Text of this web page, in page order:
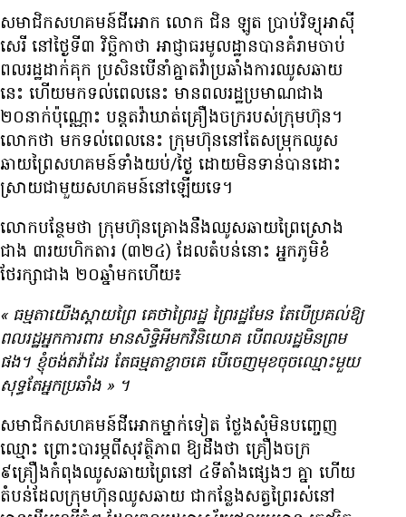
សមាជិក​សហគមន៍​ជីអោក លោក ជិន ឡូត ប្រាប់​វិទ្យុ​អាស៊ី​
សេរី នៅ​ថ្ងៃ​ទី៣ វិច្ឆិកា​ថា អាជ្ញាធរ​មូលដ្ឋាន​បាន​គំរាម​ចាប់​
ពលរដ្ឋ​ដាក់គុក ប្រសិន​បើ​នាំ​គ្នា​តវ៉ា​ប្រឆាំង​ការ​ឈូស​ឆាយ​
នេះ ហើយ​មក​ទល់​ពេល​នេះ មាន​ពលរដ្ឋ​ប្រមាណ​ជាង
២០នាក់​ប៉ុណ្ណោះ បន្ត​តវ៉ា​ឃាត់​គ្រឿង​ចក្រ​របស់​ក្រុមហ៊ុន។
លោក​ថា មក​ទល់​ពេល​នេះ ក្រុមហ៊ុន​នៅ​តែ​សម្រុក​ឈូស​
ឆាយ​ព្រៃ​សហគមន៍​ទាំង​យប់/ថ្ងៃ​ ដោយ​មិន​ទាន់​បាន​ដោះ
ស្រាយ​ជាមួយ​សហគមន៍​នៅ​ឡើយ​ទេ។
លោក​បន្ថែម​ថា ក្រុមហ៊ុន​គ្រោង​នឹង​ឈូស​ឆាយ​ព្រៃ​ស្រោង​
ជាង ៣រយ​ហិកតារ (៣២៤) ដែល​តំបន់​នោះ អ្នកភូមិ​ខំ​
ថែរក្សា​ជាង ២០ឆ្នាំ​មក​ហើយ៖
« ធម្មតា​យើង​ស្ដាយ​ព្រៃ គេ​ថា​ព្រៃ​រដ្ឋ ព្រៃ​រដ្ឋ​មែន តែ​បើ​ប្រគល់​ឱ្យ​
ពលរដ្ឋ​អ្នក​ការពារ​ មាន​សិទ្ធិ​អី​មក​វិនិយោគ បើ​ពលរដ្ឋ​មិន​ព្រម​
ផង។ ខ្ញុំ​ចង់​តវ៉ា​ដែរ តែ​ធម្មតា​ខ្លាច​គេ បើ​ចេញ​មុខ​ចុច​ឈ្មោះ​មួយ​
សុទ្ធ​តែ​អ្នក​ប្រឆាំង » ។
សមាជិក​សហគមន៍​ជីអោក​ម្នាក់​ទៀត ថ្លែង​សុំ​មិន​បញ្ចេញ​
ឈ្មោះ ព្រោះ​បារម្ភ​ពី​សុវត្ថិភាព ឱ្យ​ដឹង​ថា គ្រឿង​ចក្រ
៩គ្រឿង​កំពុង​ឈូស​ឆាយ​ព្រៃ​នៅ ៤ទីតាំង​ផ្សេងៗ គ្នា ហើយ​
តំបន់​ដែល​ក្រុមហ៊ុន​ឈូស​ឆាយ ជា​កន្លែង​សត្វ​ព្រៃ​រស់នៅ